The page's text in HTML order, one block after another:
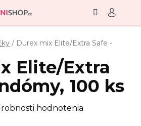
/ Durex mix Elite/Extra Safe -
Elite/Extra
100 ks
hodnotenia